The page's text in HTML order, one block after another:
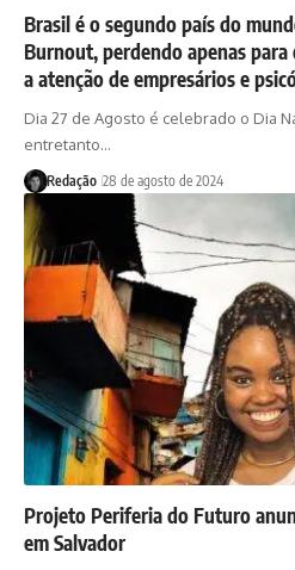
Brasil é o segundo país do
Burnout, perdendo apenas para
a atenção de empresários e
Dia 27 de Agosto é celebrado o Dia
entretanto…
Redação 28 de agosto de 2024
Projeto Periferia do Futuro
em Salvador